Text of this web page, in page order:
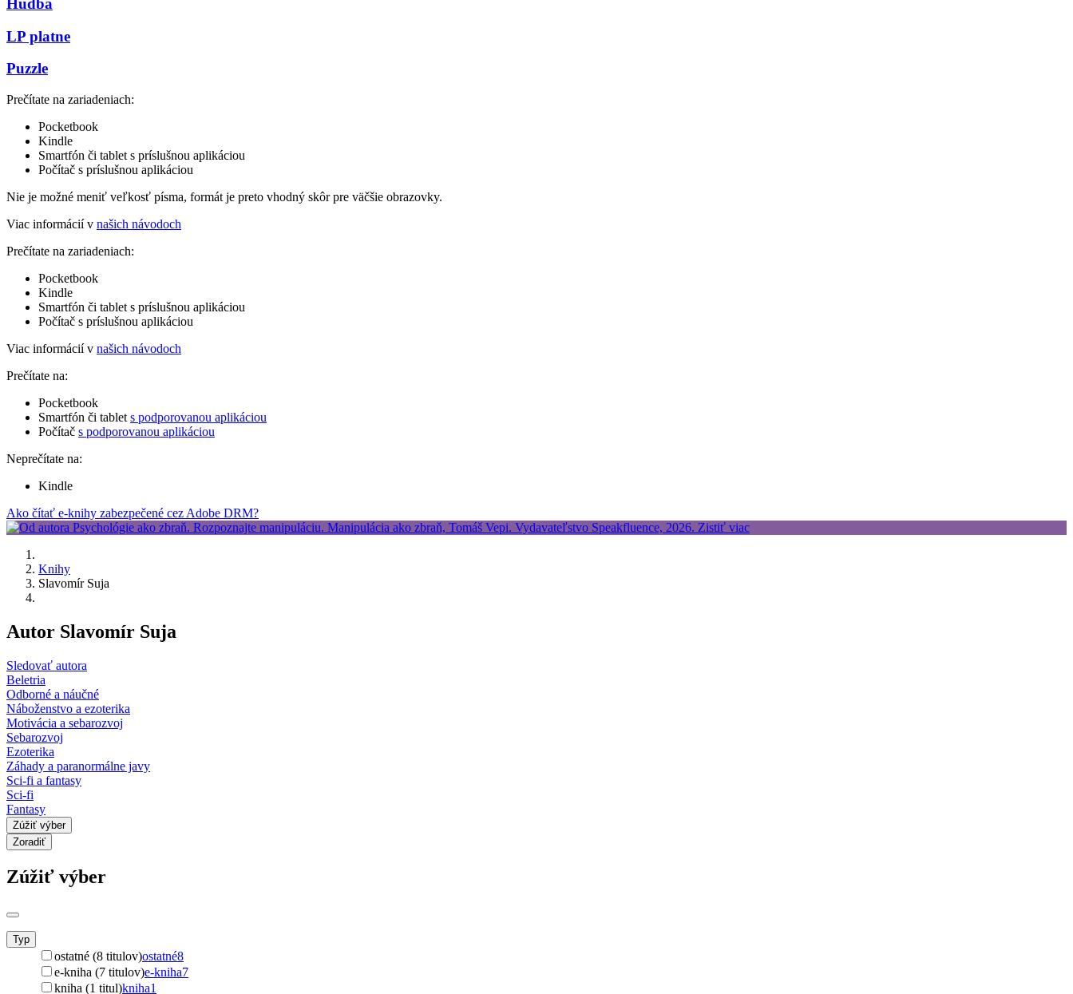
Hudba
LP platne
Puzzle
Prečítate na zariadeniach:
Pocketbook
Kindle
Smartfón či tablet s príslušnou aplikáciou
Počítač s príslušnou aplikáciou
Nie je možné meniť veľkosť písma, formát je preto vhodný skôr pre väčšie obrazovky.
Viac informácií v našich návodoch
Prečítate na zariadeniach:
Pocketbook
Kindle
Smartfón či tablet s príslušnou aplikáciou
Počítač s príslušnou aplikáciou
Viac informácií v našich návodoch
Prečítate na:
Pocketbook
Smartfón či tablet s podporovanou aplikáciou
Počítač s podporovanou aplikáciou
Neprečítate na:
Kindle
Ako čítať e-knihy zabezpečené cez Adobe DRM?
Knihy
Slavomír Suja
Autor Slavomír Suja
Sledovať autora
Beletria
Odborné a náučné
Náboženstvo a ezoterika
Motivácia a sebarozvoj
Sebarozvoj
Ezoterika
Záhady a paranormálne javy
Sci-fi a fantasy
Sci-fi
Fantasy
Zúžiť výber
Zoradiť
Zúžiť výber
Typ
ostatné (8 titulov)ostatné8
e-kniha (7 titulov)e-kniha7
kniha (1 titul)kniha1